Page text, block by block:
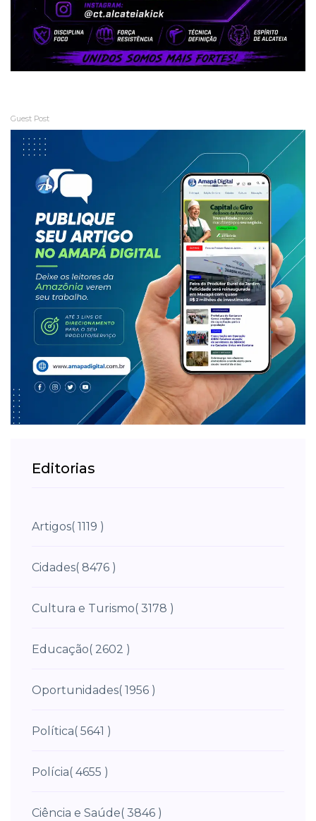
Guest Post
Editorias
Artigos( 1119 )
Cidades( 8476 )
Cultura e Turismo( 3178 )
Educação( 2602 )
Oportunidades( 1956 )
Política( 5641 )
Polícia( 4655 )
Ciência e Saúde( 3846 )